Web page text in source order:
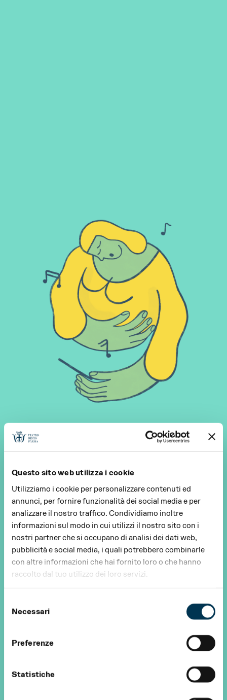
Questo sito web utilizza i cookie
Utilizziamo i cookie per personalizzare contenuti ed
annunci, per fornire funzionalità dei social media e per
analizzare il nostro traffico. Condividiamo inoltre
informazioni sul modo in cui utilizzi il nostro sito con i
nostri partner che si occupano di analisi dei dati web,
pubblicità e social media, i quali potrebbero combinarle
con altre informazioni che hai fornito loro o che hanno
raccolto dal tuo utilizzo dei loro servizi.
delNecessari
Preferenze
Statistiche